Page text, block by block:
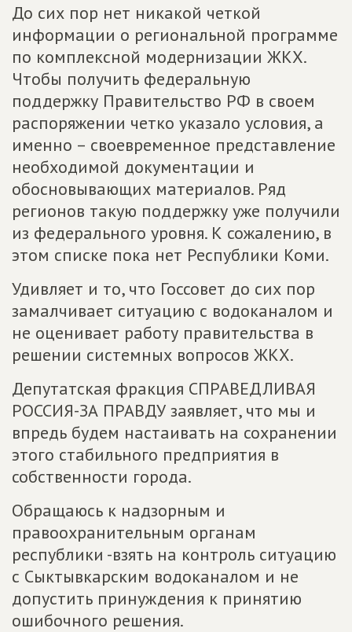
До сих пор нет никакой четкой
информации о региональной программе
по комплексной модернизации ЖКХ.
Чтобы получить федеральную
поддержку Правительство РФ в своем
распоряжении четко указало условия, а
именно – своевременное представление
необходимой документации и
обосновывающих материалов. Ряд
регионов такую поддержку уже получили
из федерального уровня. К сожалению, в
этом списке пока нет Республики Коми.
Удивляет и то, что Госсовет до сих пор
замалчивает ситуацию с водоканалом и
не оценивает работу правительства в
решении системных вопросов ЖКХ.
Депутатская фракция СПРАВЕДЛИВАЯ
РОССИЯ-ЗА ПРАВДУ заявляет, что мы и
впредь будем настаивать на сохранении
этого стабильного предприятия в
собственности города.
Обращаюсь к надзорным и
правоохранительным органам
республики -взять на контроль ситуацию
с Сыктывкарским водоканалом и не
допустить принуждения к принятию
ошибочного решения.